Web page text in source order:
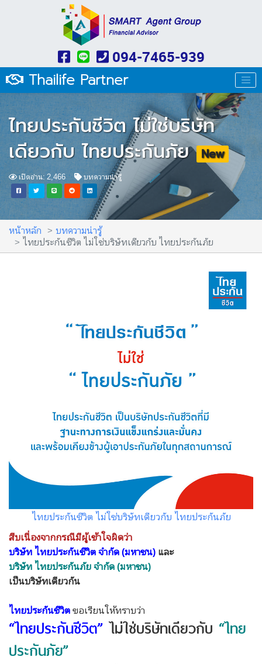
094-7465-939
Thailife Partner
ไทยประกันชีวิต ไม่ใช่บริษัท
เดียวกับ ไทยประกันภัย New
เปิดอ่าน: 2,466 บทความน่ารู้
หน้าหลัก
บทความน่ารู้
ไทยประกันชีวิต ไม่ใช่บริษัทเดียวกับ ไทยประกันภัย
ไทยประกันชีวิต ไม่ใช่บริษัทเดียวกับ ไทยประกันภัย
สืบเนื่องจากกรณีมีผู้เข้าใจผิดว่า
บริษัท ไทยประกันชีวิต จำกัด (มหาชน) และ
บริษัท ไทยประกันภัย จำกัด (มหาชน)
เป็นบริษัทเดียวกัน
ไทยประกันชีวิตขอเรียนให้ทราบว่า
“ไทยประกันชีวิต” ไม่ใช่บริษัทเดียวกับ “ไทย
ประกันภัย”